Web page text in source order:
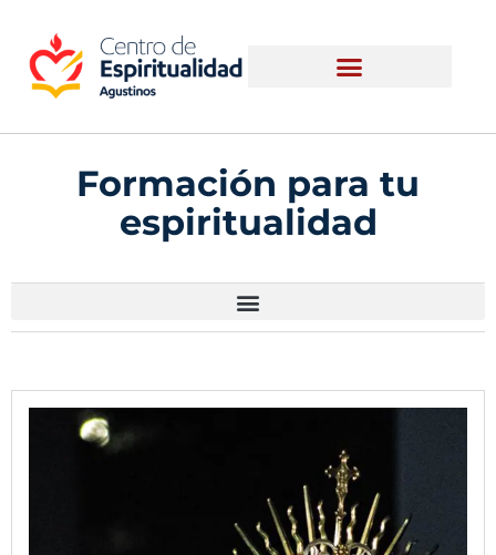
Formación para tu
espiritualidad